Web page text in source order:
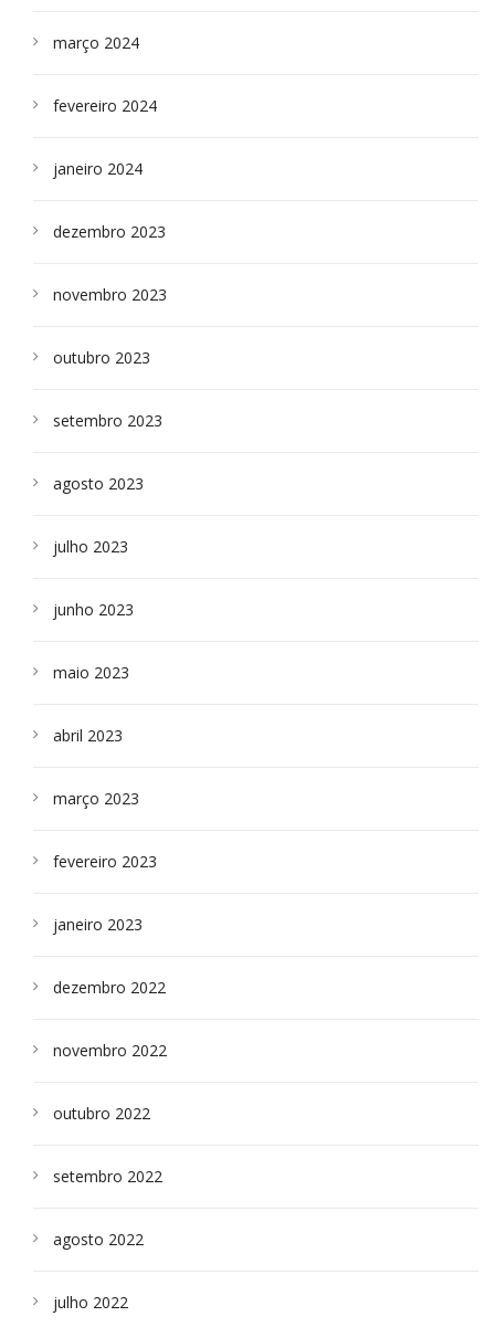
março 2024
fevereiro 2024
janeiro 2024
dezembro 2023
novembro 2023
outubro 2023
setembro 2023
agosto 2023
julho 2023
junho 2023
maio 2023
abril 2023
março 2023
fevereiro 2023
janeiro 2023
dezembro 2022
novembro 2022
outubro 2022
setembro 2022
agosto 2022
julho 2022